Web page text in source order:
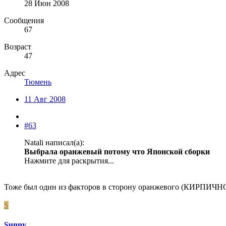
28 Июн 2008
Сообщения
67
Возраст
47
Адрес
Тюмень
11 Авг 2008
#63
Natali написал(а):
Выбрала оранжевый потому что Японской сборки
Нажмите для раскрытия...
Тоже был один из факторов в сторону оранжевого
S